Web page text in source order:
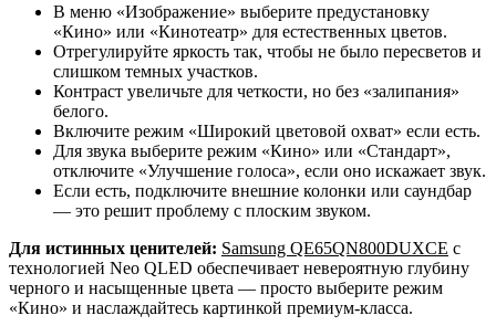
В меню «Изображение» выберите предустановку
«Кино» или «Кинотеатр» для естественных цветов.
Отрегулируйте яркость так, чтобы не было пересветов и
слишком темных участков.
Контраст увеличьте для четкости, но без «залипания»
белого.
Включите режим «Широкий цветовой охват» если есть.
Для звука выберите режим «Кино» или «Стандарт»,
отключите «Улучшение голоса», если оно искажает звук.
Если есть, подключите внешние колонки или саундбар
— это решит проблему с плоским звуком.
Для истинных ценителей: Samsung QE65QN800DUXCE с
технологией Neo QLED обеспечивает невероятную глубину
черного и насыщенные цвета — просто выберите режим
«Кино» и наслаждайтесь картинкой премиум-класса.